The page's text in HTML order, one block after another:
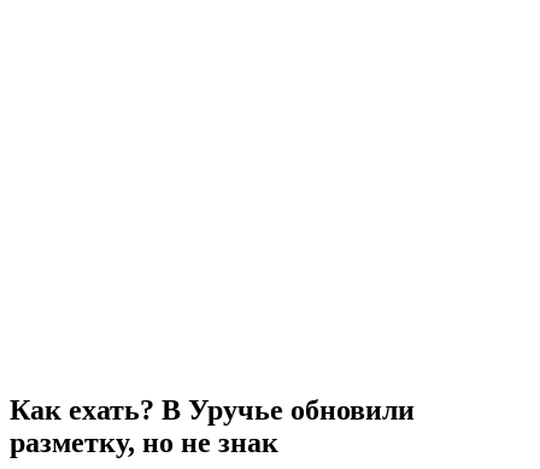
Как ехать? В Уручье обновили
разметку, но не знак